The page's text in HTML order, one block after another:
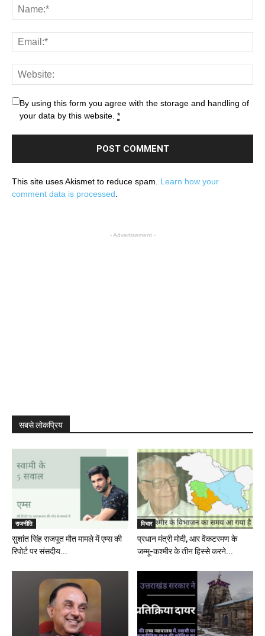
By using this form you agree with the storage and handling of
your data by this website. *
This site uses Akismet to reduce spam. Learn how your
comment data is processed
- Advertisement -
सबसे लोकप्रिय
राजनीति
सुशांत सिंह राजपूत मौत मामले में एम्स की
रिपोर्ट पर संसदीय...
विचार
प्रधान मंत्री मोदी, आर वेंकटरमण के
जम्मू-कश्मीर के तीन हिस्से करने...